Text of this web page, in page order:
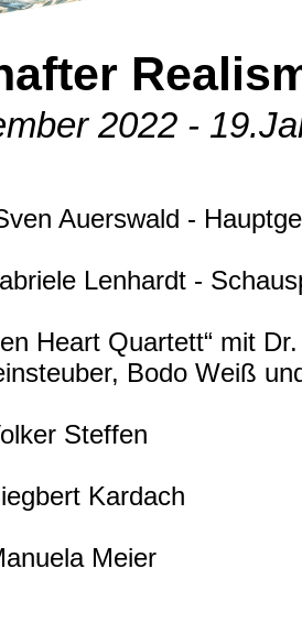
2022 -
Auerswald -
Lenhardt -
Heart Quartett“ mit
Bodo Weiß
Steffen
Kardach
Meier